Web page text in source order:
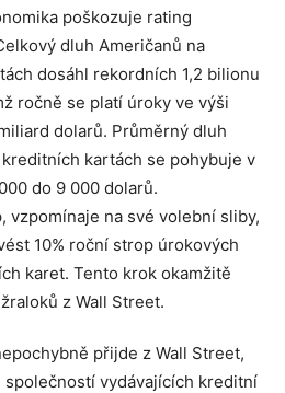
poškozuje rating
dluh Američanů na
dosáhl rekordních 1,2 bilionu
ročně se platí úroky ve výši
dolarů. Průměrný dluh
kartách se pohybuje v
do 9 000 dolarů.
vzpomínaje na své volební sliby,
10% roční strop úrokových
karet. Tento krok okamžitě
z Wall Street.
přijde z Wall Street,
společností vydávajících kreditní